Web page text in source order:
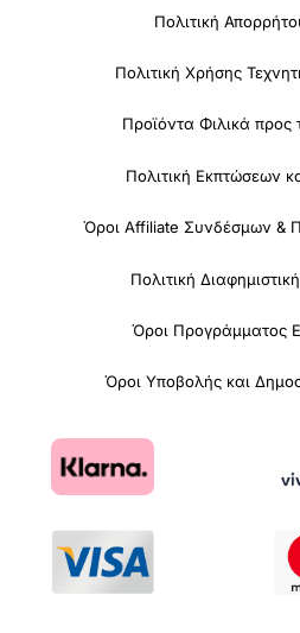
Πολιτική
Πολιτική Χρήσης
Προϊόντα Φιλικά προς
Πολιτική Εκπτώσεων
Όροι Affiliate Συνδέσμων &
Πολιτική
Όροι Προγράμματος
Όροι Υποβολής και